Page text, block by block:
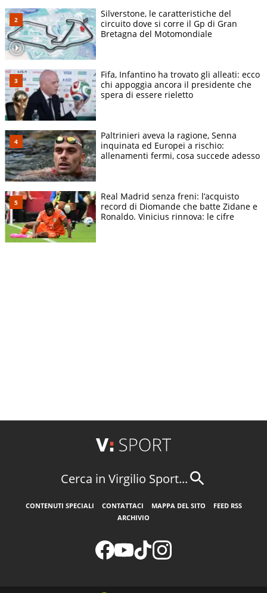
Silverstone, le caratteristiche del
circuito dove si corre il Gp di Gran
Bretagna del Motomondiale
Fifa, Infantino ha trovato gli alleati: ecco
chi appoggia ancora il presidente che
spera di essere rieletto
Paltrinieri aveva la ragione, Senna
inquinata ed Europei a rischio:
allenamenti fermi, cosa succede adesso
Real Madrid senza freni: l’acquisto
record di Diomande che batte Zidane e
Ronaldo. Vinicius rinnova: le cifre
Cerca in Virgilio Sport...
CONTENUTI SPECIALI CONTATTACI MAPPA DEL SITO
FEED RSS
ARCHIVIO